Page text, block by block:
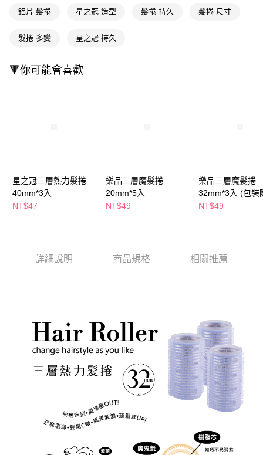
相關說明
便利好安心！
２．便利：只要手機號碼，簡訊認證，即可結帳。
３．安心：先確認商品／服務後，再付款。
後付繳納相關費用。
※ 交易是否成功請以「AFTEE先享後付 」之結帳頁面顯示為準，若有關於
是否繳費成功／繳費後需取消欲退款等相關疑問，請聯繫「AFTEE先享後付
客戶支援中心」
https://netprotections.freshdesk.com/support/home
易，需依本服務之必要範圍內提供個人資料，並將交易相關給付款項請求債
權轉讓予恩沛科技股份有限公司。
４．使用「AFTEE先享後付」時，將依據個別帳號之用戶狀況，依本公司即
時審查核予不同之上限額度；若仍有額度不足之情形，本公司將視審查結果
請求用戶進行身份認證。
５．嚴禁一人註冊多個帳號或使用他人資訊註冊。若發現惡意使用之情形，
恩沛科技股份有限公司將有權停止該用戶之使用額度並採取法律行動。
全家取貨付款
付款後萊爾富取貨
每筆NT$65，滿NT$490(含以上)免運費
付款後7-11取貨
付款後寶雅門市自取(由倉庫統一出貨)
每筆NT$80，滿NT$290(含以上)免運費
鋁片 髮捲 星之冠 造型 髮捲 持久 髮捲 尺寸
髮捲 多變 星之冠 持久
🔻你可能會喜歡
星之冠三層熱力髮捲
40mm*3入
NT$47
樂品三層魔髮捲
20mm*5入
NT$49
樂品三層魔髮捲
32mm*3入 (包裝
出貨)
NT$49
詳細說明 商品規格 相關推薦